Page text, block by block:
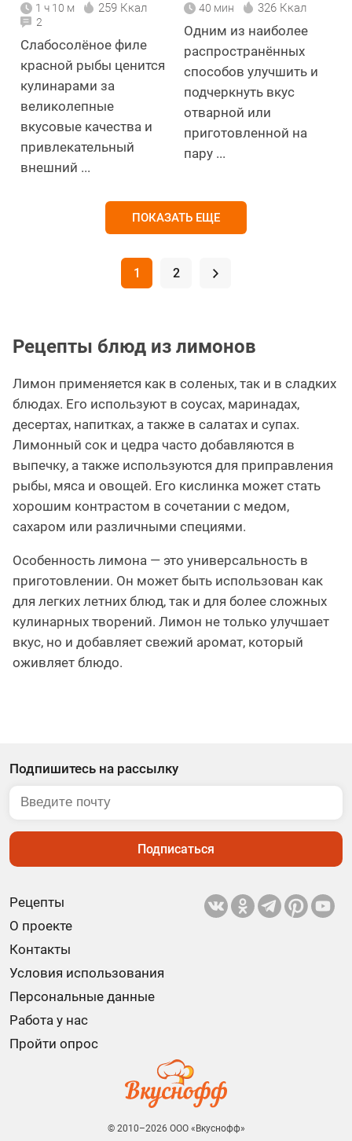
1 ч 10 м 259 Ккал
2
Слабосолёное филе
красной рыбы ценится
кулинарами за
великолепные
вкусовые качества и
привлекательный
внешний ...
40 мин 326 Ккал
Одним из наиболее
распространённых
способов улучшить и
подчеркнуть вкус
отварной или
приготовленной на
пару ...
ПОКАЗАТЬ ЕЩЕ
1 2 .
Рецепты блюд из лимонов
Лимон применяется как в соленых, так и в сладких
блюдах. Его используют в соусах, маринадах,
десертах, напитках, а также в салатах и супах.
Лимонный сок и цедра часто добавляются в
выпечку, а также используются для приправления
рыбы, мяса и овощей. Его кислинка может стать
хорошим контрастом в сочетании с медом,
сахаром или различными специями.
Особенность лимона — это универсальность в
приготовлении. Он может быть использован как
для легких летних блюд, так и для более сложных
кулинарных творений. Лимон не только улучшает
вкус, но и добавляет свежий аромат, который
оживляет блюдо.
Рецепты
О проекте
Контакты
Условия использования
Персональные данные
Работа у нас
Пройти опрос
Подпишитесь на рассылку
Подписаться
© 2010–2026 ООО «Вкуснофф»